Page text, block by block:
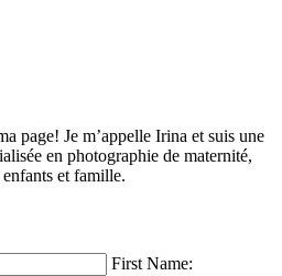
page! Je m’appelle Irina et suis une
en photographie de maternité,
enfants et famille.
First Name: